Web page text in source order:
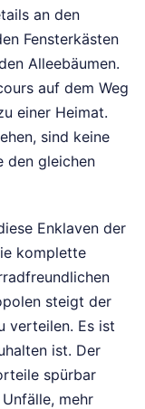
an den
Fensterkästen
Alleebäumen.
auf dem Weg
einer Heimat.
sind keine
den gleichen
Enklaven der
komplette
steigt der
verteilen. Es ist
ist. Der
spürbar
mehr